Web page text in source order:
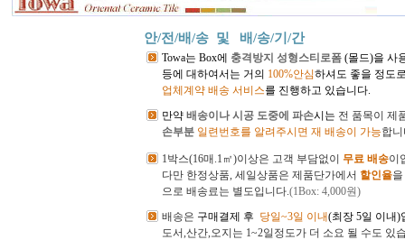
안/전/배/송 및 배/송/기/간
Towa는 Box에 충격방지 성형스티로폼 (몰드)을 사
등에 대하여서는 거의 100%안심하셔도 좋을 정도
업체계약 배송 서비스를 진행하고 있습니다.
만약 배송이나 시공 도중에 파손시는 전 품목이 제
손부분 일련번호를 알려주시면 재 배송이 가능합
1박스(16매.1㎡)이상은 고객 부담없이 무료 배송이
다만 한정상품, 세일상품은 제품단가에서 할인율을
으로 배송료는 별도입니다.(1Box: 4,000원)
배송은 구매결제 후 당일~3일 이내(최장 5일 이내)
도서,산간,오지는 1~2일정도가 더 소요 될 수도 있